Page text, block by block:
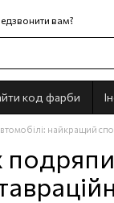
вам?
код фарби
найкращий